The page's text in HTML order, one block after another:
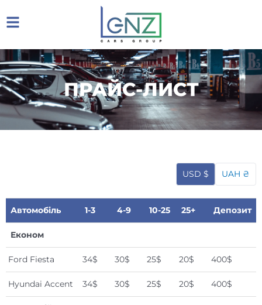
ПРАЙС-ЛИСТ
USD $ UAH ₴
Автомобіль 1-3 4-9 10-25 25+ Депозит
Економ
Ford Fiesta 34$ 30$ 25$ 20$ 400$
Hyundai Accent 34$ 30$ 25$ 20$ 400$